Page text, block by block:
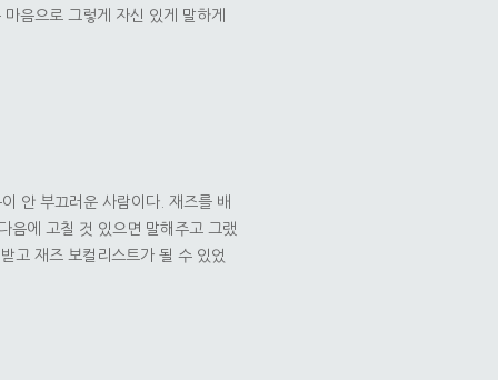
음으로 그렇게 자신 있게 말하게
안 부끄러운 사람이다. 재즈를 배
음에 고칠 것 있으면 말해주고 그랬
고 재즈 보컬리스트가 될 수 있었